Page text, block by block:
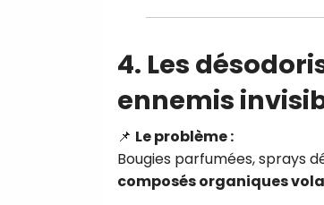
4. Les
ennemis
📌 Le problème :
Bougies parfumées, sprays
composés organiques